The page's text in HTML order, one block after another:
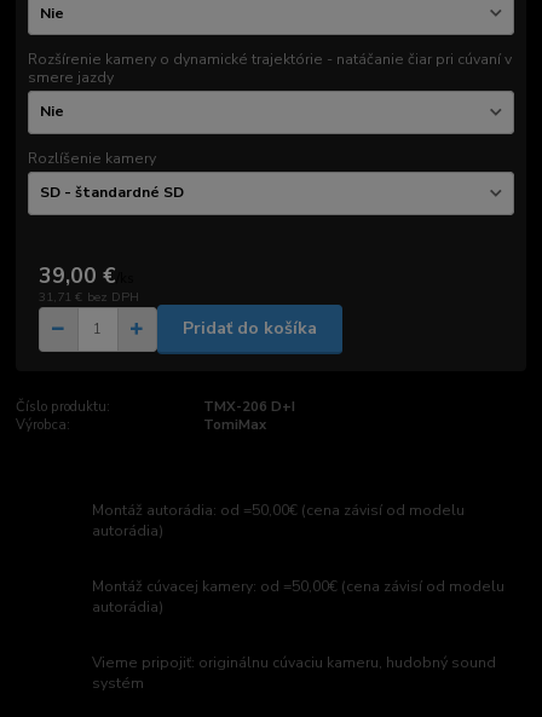
Rozšírenie kamery o dynamické trajektórie - natáčanie čiar pri cúvaní v
smere jazdy
Rozlíšenie kamery
39,00 €
31,71 € bez DPH
Pridať do košíka
Číslo produktu:
TMX-206 D+I
Výrobca:
TomiMax
Montáž autorádia: od =50,00€ (cena závisí od modelu
autorádia)
Montáž cúvacej kamery: od =50,00€ (cena závisí od modelu
autorádia)
Vieme pripojiť: originálnu cúvaciu kameru, hudobný sound
systém